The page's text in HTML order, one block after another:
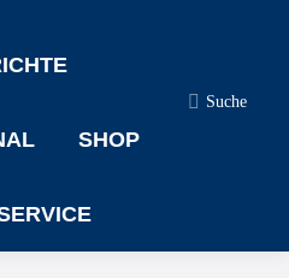
SHOP
Search:
Suche